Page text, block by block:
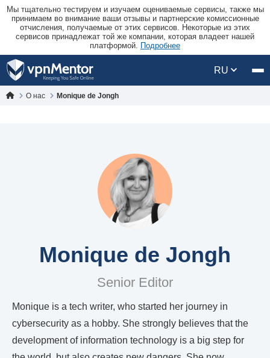
Мы тщательно тестируем и изучаем оцениваемые сервисы, также мы
принимаем во внимание ваши отзывы и партнерские комиссионные
отчисления, получаемые от этих сервисов. Некоторые из этих
сервисов принадлежат той же компании, которая владеет нашей
платформой. Подробнее
RU
О нас Monique de Jongh
Monique de Jongh
Senior Editor
Monique is a tech writer, who started her journey in
cybersecurity as a hobby. She strongly believes that the
development of information technology is a big step for